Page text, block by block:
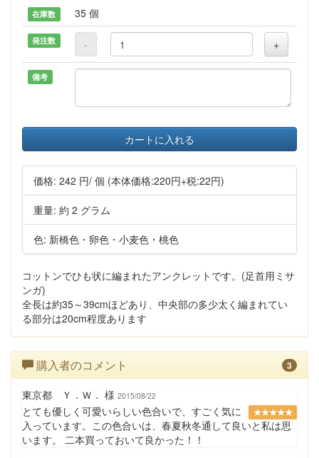
在庫数 35 個
発注数 - +
備考
カートに入れる
価格: 242 円/ 個 (本体価格:220円+税:22円)
重量: 約 2 グラム
色: 新橋色・卵色・小麦色・桃色
コットンでひも状に編まれたアンクレットです。(足首用ミサ
ンガ)
全長は約35～39cmほどあり、中央部の多少太く編まれてい
る部分は20cm程度あります
購入者のコメント 3
東京都 Ｙ．Ｗ． 様 2015/08/22
★★★★★
とても優しく可愛いらしい色合いで、すごく気に
入っています。この色合いは、春夏秋冬通して良いと私は思
います。 二本買っておいて良かった！！